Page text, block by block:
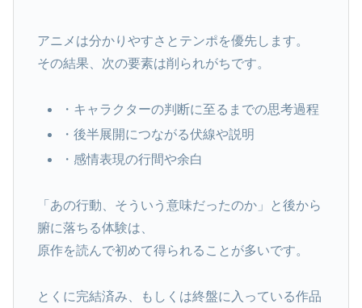
アニメは分かりやすさとテンポを優先します。
その結果、次の要素は削られがちです。
・キャラクターの判断に至るまでの思考過程
・後半展開につながる伏線や説明
・感情表現の行間や余白
「あの行動、そういう意味だったのか」と後から
腑に落ちる体験は、
原作を読んで初めて得られることが多いです。
とくに完結済み、もしくは終盤に入っている作品